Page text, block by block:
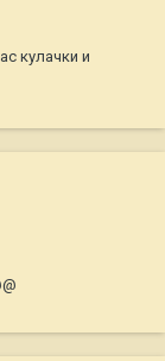
кулачки и